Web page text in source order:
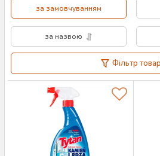
за замовчуванням
за назвою
Фільтр